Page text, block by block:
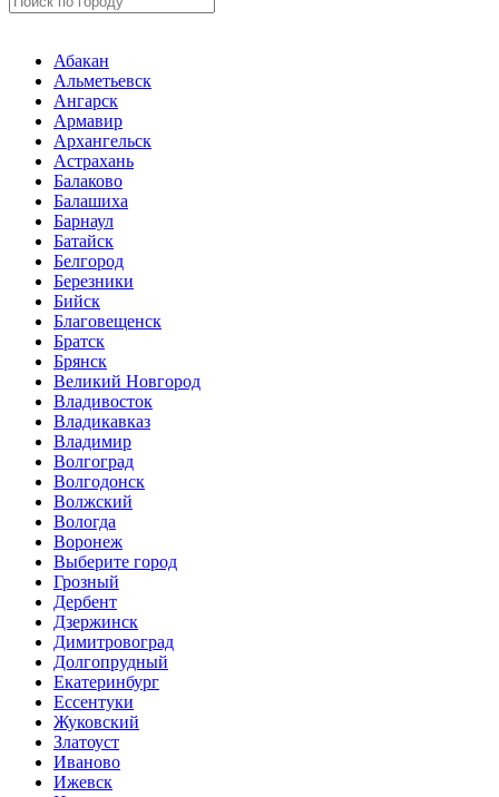
Абакан
Альметьевск
Ангарск
Армавир
Архангельск
Астрахань
Балаково
Балашиха
Барнаул
Батайск
Белгород
Березники
Бийск
Благовещенск
Братск
Брянск
Великий Новгород
Владивосток
Владикавказ
Владимир
Волгоград
Волгодонск
Волжский
Вологда
Воронеж
Выберите город
Грозный
Дербент
Дзержинск
Димитровоград
Долгопрудный
Екатеринбург
Ессентуки
Жуковский
Златоуст
Иваново
Ижевск